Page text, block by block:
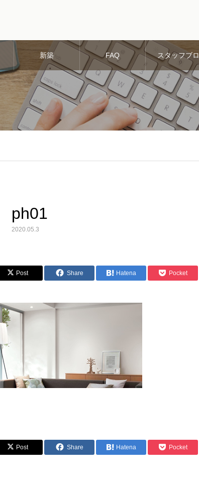
新築 FAQ スタッフブロ
グ
ph01
2020.05.3
Post Share Hatena Pocket
Post Share Hatena Pocket